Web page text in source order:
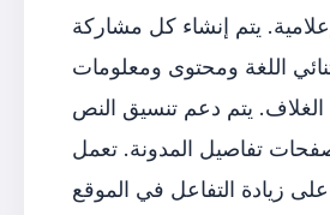
يتم إنشاء كل مشاركة
اللغة ومحتوى ومعلومات
يتم دعم تنسيق النص
تفاصيل المدونة. تعمل
زيادة التفاعل في الموقع